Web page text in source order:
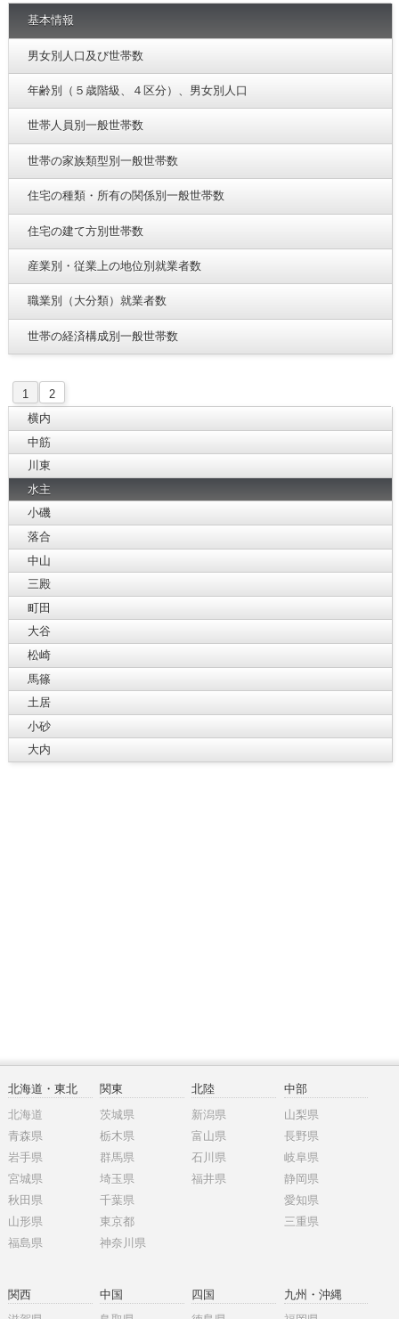
基本情報
男女別人口及び世帯数
年齢別（５歳階級、４区分）、男女別人口
世帯人員別一般世帯数
世帯の家族類型別一般世帯数
住宅の種類・所有の関係別一般世帯数
住宅の建て方別世帯数
産業別・従業上の地位別就業者数
職業別（大分類）就業者数
世帯の経済構成別一般世帯数
1
2
横内
中筋
川東
水主
小磯
落合
中山
三殿
町田
大谷
松崎
馬篠
土居
小砂
大内
北海道・東北
北海道
青森県
岩手県
宮城県
秋田県
山形県
福島県
関東
茨城県
栃木県
群馬県
埼玉県
千葉県
東京都
神奈川県
北陸
新潟県
富山県
石川県
福井県
中部
山梨県
長野県
岐阜県
静岡県
愛知県
三重県
関西
中国
四国
九州・沖縄